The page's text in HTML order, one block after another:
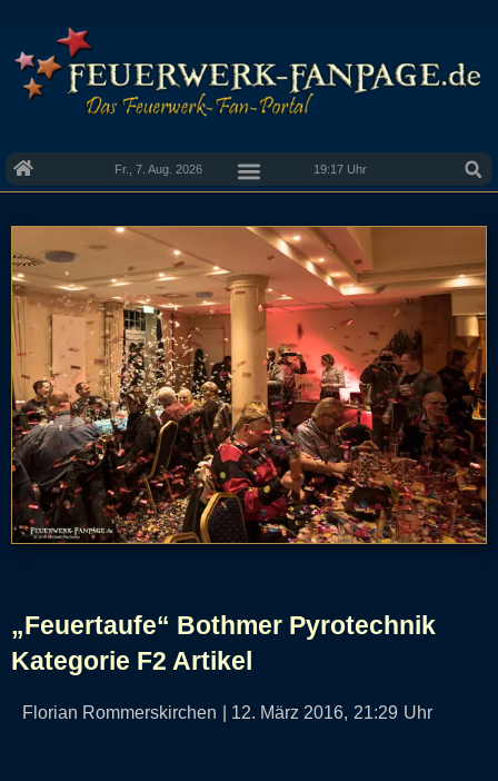
Fr., 7. Aug. 2026 19:17 Uhr
„Feuertaufe“ Bothmer Pyrotechnik
Kategorie F2 Artikel
Florian Rommerskirchen 12. März 2016, 21:29 Uhr